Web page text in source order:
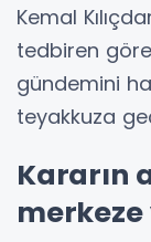
Kemal
tedbiren
gündemini
teyakkuza
Kararın